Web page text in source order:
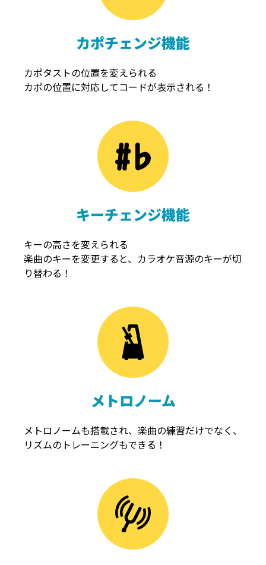
カポチェンジ機能
カポタストの位置を変えられる
カポの位置に対応してコードが表示される！
キーチェンジ機能
キーの高さを変えられる
楽曲のキーを変更すると、カラオケ音源のキーが切
り替わる！
メトロノーム
メトロノームも搭載され、楽曲の練習だけでなく、
リズムのトレーニングもできる！